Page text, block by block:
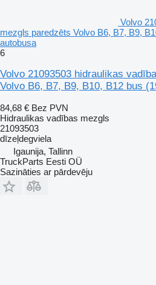
Volvo
mezgls paredzēts Volvo B6, B7, B9,
autobusa
6
Volvo 21093503 hidraulikas
Volvo B6, B7, B9, B10, B12 bus
84,68 € Bez PVN
Hidraulikas vadības mezgls
21093503
dīzeļdegviela
Igaunija, Tallinn
TruckParts Eesti OÜ
Sazināties ar pārdevēju